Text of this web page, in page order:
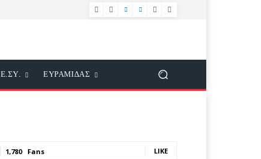
Ε.ΣΥ. ΕΥΡΑΜΙΔΑΣ
1,780 Fans LIKE